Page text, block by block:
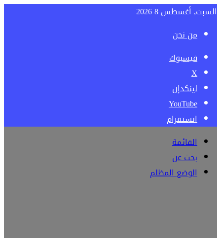
السبت, أغسطس 8 2026
من نحن
فيسبوك
‫X
لينكدإن
‫YouTube
انستقرام
القائمة
بحث عن
الوضع المظلم